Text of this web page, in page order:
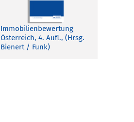
Immobilienbewertung
Österreich, 4. Aufl., (Hrsg.
Bienert / Funk)